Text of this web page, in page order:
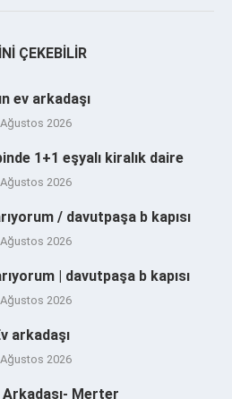
ÇEKEBILIR
ev arkadaşı
2026
1+1 eşyalı kiralık daire
2026
/ davutpaşa b kapısı
2026
| davutpaşa b kapısı
2026
arkadaşı
2026
Arkadaşı- Merter